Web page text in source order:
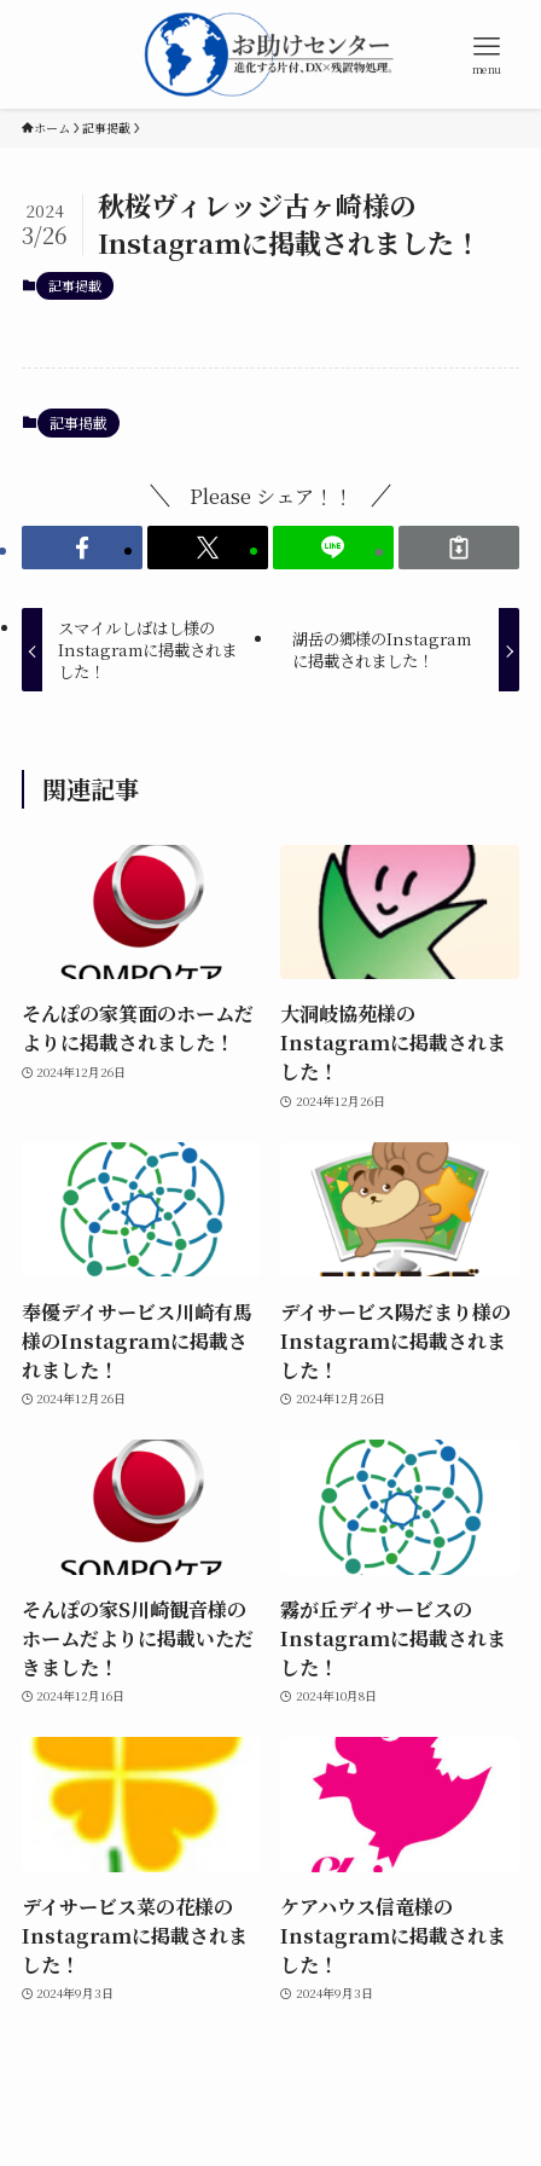
menu
ホーム 記事掲載
秋桜ヴィレッジ古ヶ崎様の
Instagramに掲載されました！
2024
3/26
記事掲載
記事掲載
Please シェア！！
スマイルしばはし様の
Instagramに掲載されま
した！
湖岳の郷様のInstagram
に掲載されました！
関連記事
そんぽの家箕面のホームだ
よりに掲載されました！
2024年12月26日
大洞岐協苑様の
Instagramに掲載されま
した！
2024年12月26日
奉優デイサービス川崎有馬
様のInstagramに掲載さ
れました！
2024年12月26日
デイサービス陽だまり様の
Instagramに掲載されま
した！
2024年12月26日
そんぽの家S川崎観音様の
ホームだよりに掲載いただ
きました！
2024年12月16日
霧が丘デイサービスの
Instagramに掲載されま
した！
2024年10月8日
デイサービス菜の花様の
Instagramに掲載されま
した！
2024年9月3日
ケアハウス信竜様の
Instagramに掲載されま
した！
2024年9月3日